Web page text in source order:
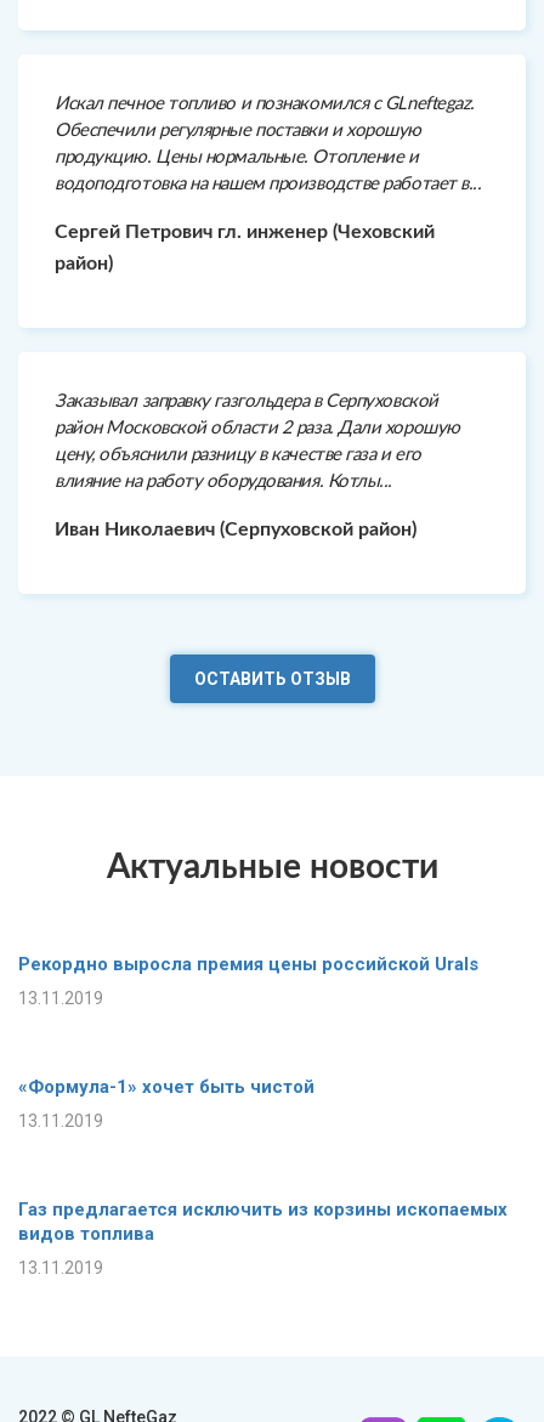
Искал печное топливо и познакомился с GLneftegaz.
Обеспечили регулярные поставки и хорошую
продукцию. Цены нормальные. Отопление и
водоподготовка на нашем производстве работает в...
Сергей Петрович гл. инженер (Чеховский
район)
Заказывал заправку газгольдера в Серпуховской
район Московской области 2 раза. Дали хорошую
цену, объяснили разницу в качестве газа и его
влияние на работу оборудования. Котлы...
Иван Николаевич (Серпуховской район)
ОСТАВИТЬ ОТЗЫВ
Актуальные новости
Рекордно выросла премия цены российской Urals
13.11.2019
«Формула-1» хочет быть чистой
13.11.2019
Газ предлагается исключить из корзины ископаемых
видов топлива
13.11.2019
2022 © GL NefteGaz